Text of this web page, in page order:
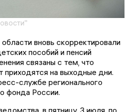
вновь скорректировали
пособий и пенсий
связаны с тем, что
приходятся на выходные дни.
службе регионального
фонда России.